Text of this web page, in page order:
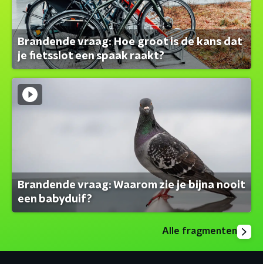
Brandende vraag: Hoe groot is de kans dat
je fietsslot een spaak raakt?
Brandende vraag: Waarom zie je bijna nooit
een babyduif?
Alle fragmenten